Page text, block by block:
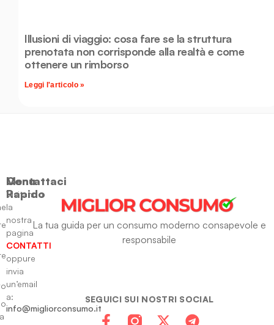
Illusioni di viaggio: cosa fare se la struttura
prenotata non corrisponde alla realtà e come
ottenere un rimborso
Leggi l'articolo »
La tua guida per un consumo moderno consapevole e
responsabile
SEGUICI SUI NOSTRI SOCIAL
Menu
Rapido
Contattaci
Visitando
la
nostra
pagina
CONTATTI
oppure
invia
un’email
a:
info@migliorconsumo.it